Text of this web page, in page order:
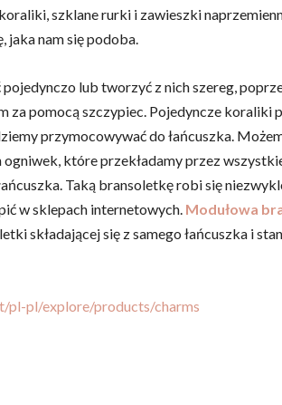
szklane rurki i zawieszki
nam się podoba.
lub tworzyć z nich szereg,
za pomocą szczypiec. Pojedyncze koraliki
przymocowywać do łańcuszka.
ogniwek, które przekładamy przez
Taką bransoletkę robi się
w sklepach internetowych. Modułowa
składającej się z samego łańcuszka i
pl-pl/explore/products/charms